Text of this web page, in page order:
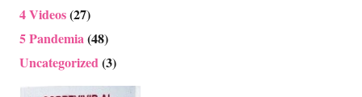
4 Videos(27)
5 Pandemia(48)
Uncategorized(3)